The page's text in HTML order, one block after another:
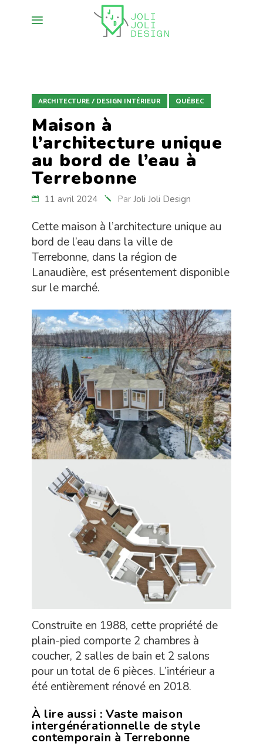
ARCHITECTURE / DESIGN INTÉRIEUR QUÉBEC
Maison à
l’architecture unique
au bord de l’eau à
Terrebonne
11 avril 2024 Par Joli Joli Design
Cette maison à l’architecture unique au
bord de l’eau dans la ville de
Terrebonne, dans la région de
Lanaudière, est présentement disponible
sur le marché.
Construite en 1988, cette propriété de
plain-pied comporte 2 chambres à
coucher, 2 salles de bain et 2 salons
pour un total de 6 pièces. L’intérieur a
été entièrement rénové en 2018.
À lire aussi : Vaste maison
intergénérationnelle de style
contemporain à Terrebonne